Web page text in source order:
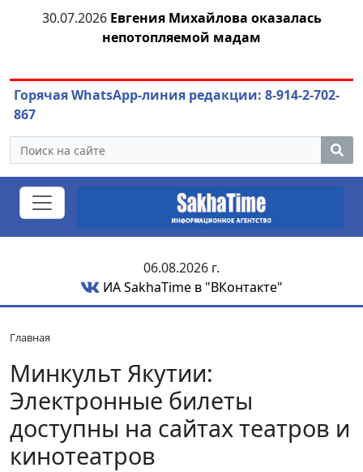
30.07.2026 Евгения Михайлова оказалась
непотопляемой мадам
Горячая WhatsApp-линия редакции: 8-914-2-702-
867
06.08.2026 г.
ИА SakhaTime в "ВКонтакте"
Главная
Минкульт Якутии:
Электронные билеты
доступны на сайтах театров и
кинотеатров